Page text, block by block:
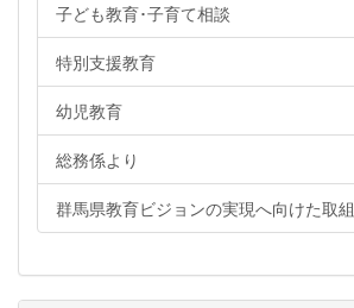
子ども教育･子育て相談
特別支援教育
幼児教育
総務係より
群馬県教育ビジョンの実現へ向けた取組